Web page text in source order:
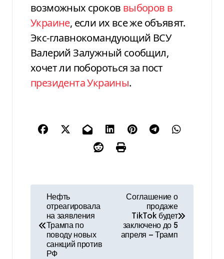
возможных сроков выборов в
Украине, если их все же объявят.
Экс-главнокомандующий ВСУ
Валерий Залужный сообщил,
хочет ли побороться за пост
президента Украины.
Нефть
отреагировала
на заявления
Трампа по
поводу новых
санкций против
РФ
Соглашение о
продаже
TikTok будет
заключено до 5
апреля — Трамп